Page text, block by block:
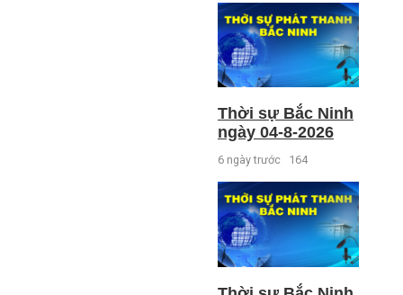
Thời sự Bắc Ninh
ngày 04-8-2026
6 ngày trước 164